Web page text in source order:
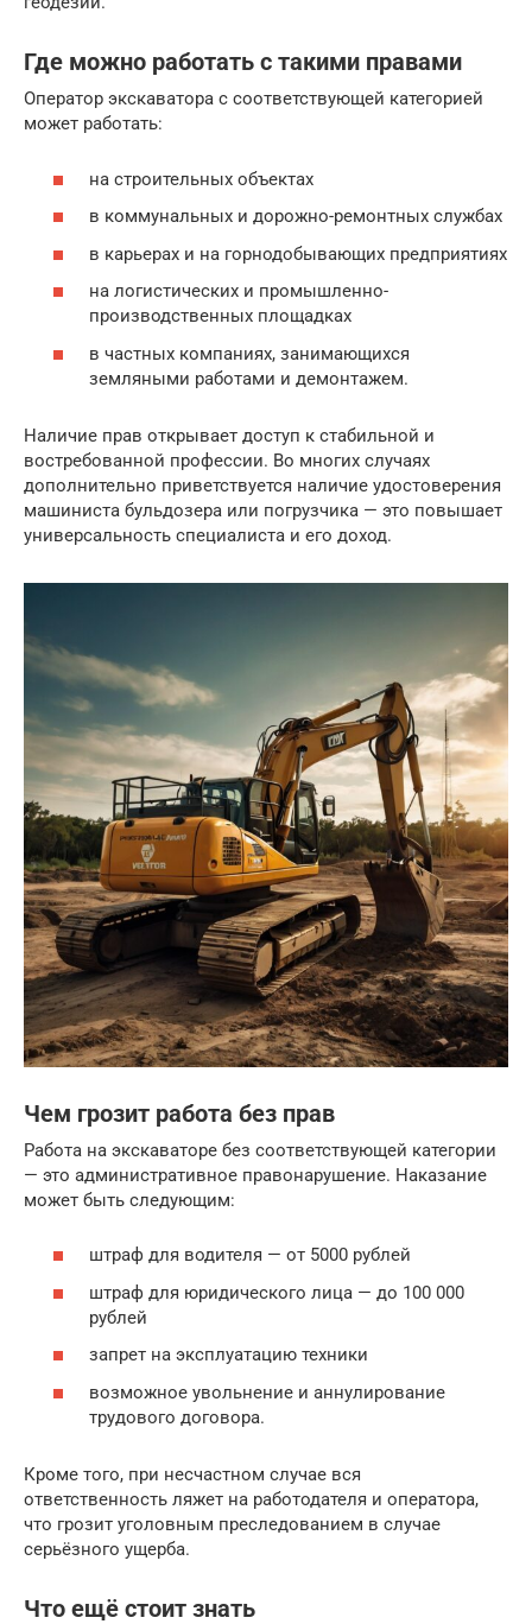
Где можно работать с такими правами
Оператор экскаватора с соответствующей категорией
может работать:
на строительных объектах
в коммунальных и дорожно-ремонтных службах
в карьерах и на горнодобывающих предприятиях
на логистических и промышленно-
производственных площадках
в частных компаниях, занимающихся
земляными работами и демонтажем.
Наличие прав открывает доступ к стабильной и
востребованной профессии. Во многих случаях
дополнительно приветствуется наличие удостоверения
машиниста бульдозера или погрузчика — это повышает
универсальность специалиста и его доход.
Чем грозит работа без прав
Работа на экскаваторе без соответствующей категории
— это административное правонарушение. Наказание
может быть следующим:
штраф для водителя — от 5000 рублей
штраф для юридического лица — до 100 000
рублей
запрет на эксплуатацию техники
возможное увольнение и аннулирование
трудового договора.
Кроме того, при несчастном случае вся
ответственность ляжет на работодателя и оператора,
что грозит уголовным преследованием в случае
серьёзного ущерба.
Что ещё стоит знать